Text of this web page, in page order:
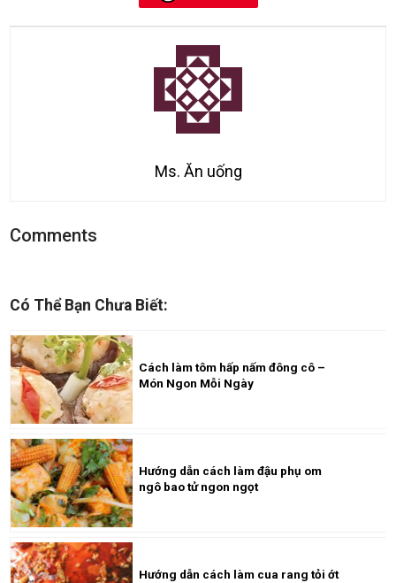
Ms. Ăn uống
Comments
Có Thể Bạn Chưa Biết:
Cách làm tôm hấp nấm đông cô –
Món Ngon Mỗi Ngày
Hướng dẫn cách làm đậu phụ om
ngô bao tử ngon ngọt
Hướng dẫn cách làm cua rang tỏi ớt